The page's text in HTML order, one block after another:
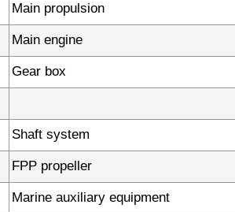
Main propulsion
Main engine
Gear box
Shaft system
FPP propeller
Marine auxiliary equipment